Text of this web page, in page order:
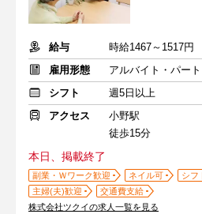
給与
時給1467～1517円
雇用形態
アルバイト・パート
シフト
週5日以上
アクセス
小野駅
徒歩15分
本日、掲載終了
副業・Ｗワーク歓迎 ネイル可
シフ
主婦(夫)歓迎
交通費支給
株式会社ツクイの求人一覧を見る